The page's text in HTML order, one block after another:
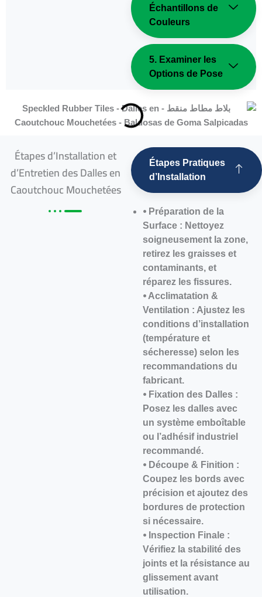
Échantillons de
Couleurs
5. Examiner les
Options de Pose
Étapes d’Installation et
d’Entretien des Dalles en
Caoutchouc Mouchetées
Étapes Pratiques
d’Installation
⦁ Préparation de la
Surface : Nettoyez
soigneusement la zone,
retirez les graisses et
contaminants, et
réparez les fissures.
⦁ Acclimatation &
Ventilation : Ajustez les
conditions d’installation
(température et
sécheresse) selon les
recommandations du
fabricant.
⦁ Fixation des Dalles :
Posez les dalles avec
un système emboîtable
ou l’adhésif industriel
recommandé.
⦁ Découpe & Finition :
Coupez les bords avec
précision et ajoutez des
bordures de protection
si nécessaire.
⦁ Inspection Finale :
Vérifiez la stabilité des
joints et la résistance au
glissement avant
utilisation.